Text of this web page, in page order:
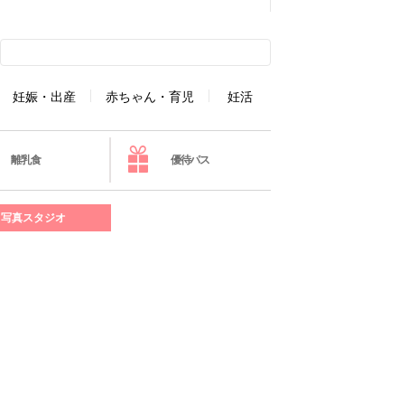
妊娠・出産 赤ちゃん・育児 妊活
離乳食 優待パス
写真スタジオ